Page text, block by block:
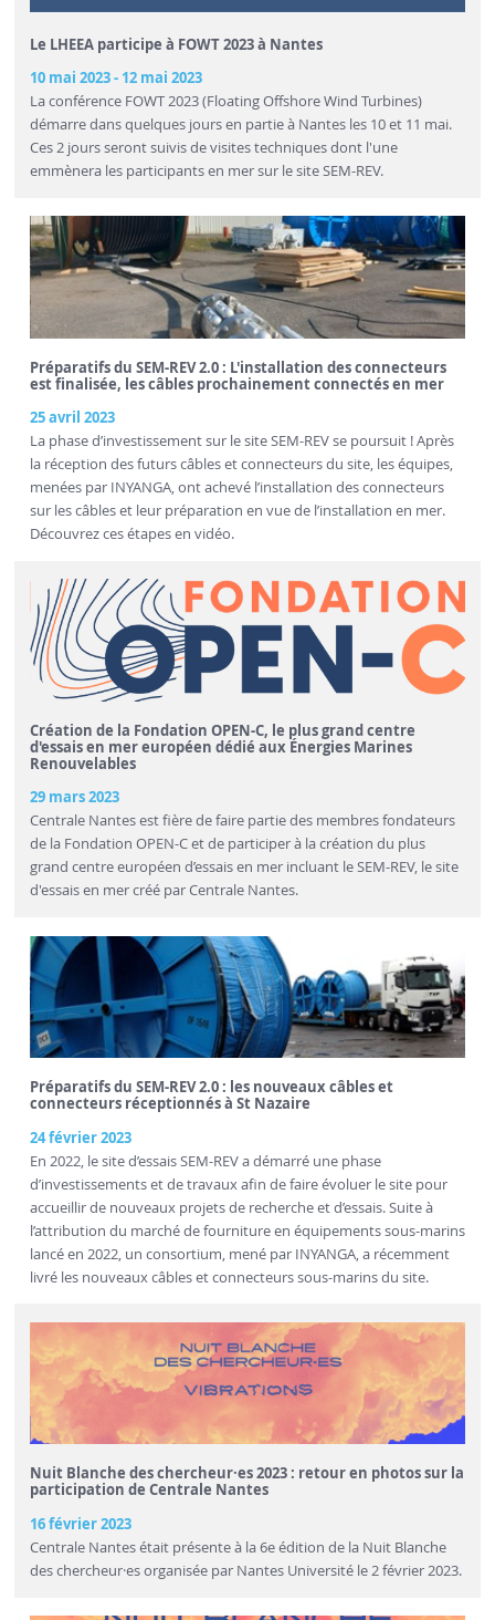
Le LHEEA participe à FOWT 2023 à Nantes
10 mai 2023- 12 mai 2023
La conférence FOWT 2023 (Floating Offshore Wind Turbines)
démarre dans quelques jours en partie à Nantes les 10 et 11 mai.
Ces 2 jours seront suivis de visites techniques dont l'une
emmènera les participants en mer sur le site SEM-REV.
Préparatifs du SEM-REV 2.0 : L'installation des connecteurs
est finalisée, les câbles prochainement connectés en mer
25 avril 2023
La phase d’investissement sur le site SEM-REV se poursuit ! Après
la réception des futurs câbles et connecteurs du site, les équipes,
menées par INYANGA, ont achevé l’installation des connecteurs
sur les câbles et leur préparation en vue de l’installation en mer.
Découvrez ces étapes en vidéo.
Création de la Fondation OPEN-C, le plus grand centre
d'essais en mer européen dédié aux Énergies Marines
Renouvelables
29 mars 2023
Centrale Nantes est fière de faire partie des membres fondateurs
de la Fondation OPEN-C et de participer à la création du plus
grand centre européen d’essais en mer incluant le SEM-REV, le site
d'essais en mer créé par Centrale Nantes.
Préparatifs du SEM-REV 2.0 : les nouveaux câbles et
connecteurs réceptionnés à St Nazaire
24 février 2023
En 2022, le site d’essais SEM-REV a démarré une phase
d’investissements et de travaux afin de faire évoluer le site pour
accueillir de nouveaux projets de recherche et d’essais. Suite à
l’attribution du marché de fourniture en équipements sous-marins
lancé en 2022, un consortium, mené par INYANGA, a récemment
livré les nouveaux câbles et connecteurs sous-marins du site.
Nuit Blanche des chercheur·es 2023 : retour en photos sur la
participation de Centrale Nantes
16 février 2023
Centrale Nantes était présente à la 6e édition de la Nuit Blanche
des chercheur·es organisée par Nantes Université le 2 février 2023.